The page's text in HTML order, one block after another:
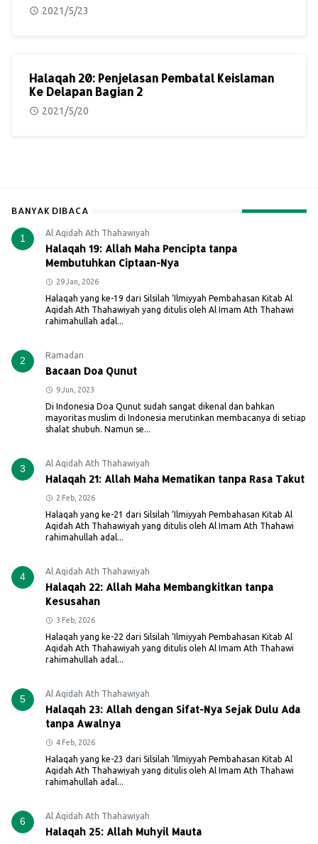
2021/5/23
Halaqah 20: Penjelasan Pembatal Keislaman
Ke Delapan Bagian 2
2021/5/20
BANYAK DIBACA
1 Al Aqidah Ath Thahawiyah
Halaqah 19: Allah Maha Pencipta tanpa
Membutuhkan Ciptaan-Nya
29 Jan, 2026
Halaqah yang ke-19 dari Silsilah ‘Ilmiyyah Pembahasan Kitab Al
Aqidah Ath Thahawiyah yang ditulis oleh Al Imam Ath Thahawi
rahimahullah adal...
2 Ramadan
Bacaan Doa Qunut
9 Jun, 2023
Di Indonesia Doa Qunut sudah sangat dikenal dan bahkan
mayoritas muslim di Indonesia merutinkan membacanya di setiap
shalat shubuh. Namun se...
3 Al Aqidah Ath Thahawiyah
Halaqah 21: Allah Maha Mematikan tanpa Rasa Takut
2 Feb, 2026
Halaqah yang ke-21 dari Silsilah ‘Ilmiyyah Pembahasan Kitab Al
Aqidah Ath Thahawiyah yang ditulis oleh Al Imam Ath Thahawi
rahimahullah adal...
4 Al Aqidah Ath Thahawiyah
Halaqah 22: Allah Maha Membangkitkan tanpa
Kesusahan
3 Feb, 2026
Halaqah yang ke-22 dari Silsilah ‘Ilmiyyah Pembahasan Kitab Al
Aqidah Ath Thahawiyah yang ditulis oleh Al Imam Ath Thahawi
rahimahullah adal...
5 Al Aqidah Ath Thahawiyah
Halaqah 23: Allah dengan Sifat-Nya Sejak Dulu Ada
tanpa Awalnya
4 Feb, 2026
Halaqah yang ke-23 dari Silsilah ‘Ilmiyyah Pembahasan Kitab Al
Aqidah Ath Thahawiyah yang ditulis oleh Al Imam Ath Thahawi
rahimahullah adal...
6 Al Aqidah Ath Thahawiyah
Halaqah 25: Allah Muhyil Mauta